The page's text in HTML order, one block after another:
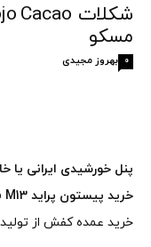
مسکو
بهروز مجیدی 0
پنل خورشیدی ایرانی یا
خرید پیستون پراید M13 فابریک یورو 4
خرید عمده کفش از